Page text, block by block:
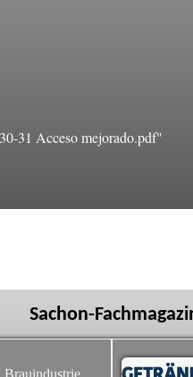
31 Acceso mejorado.pdf"
Sachon-
Brauindustrie